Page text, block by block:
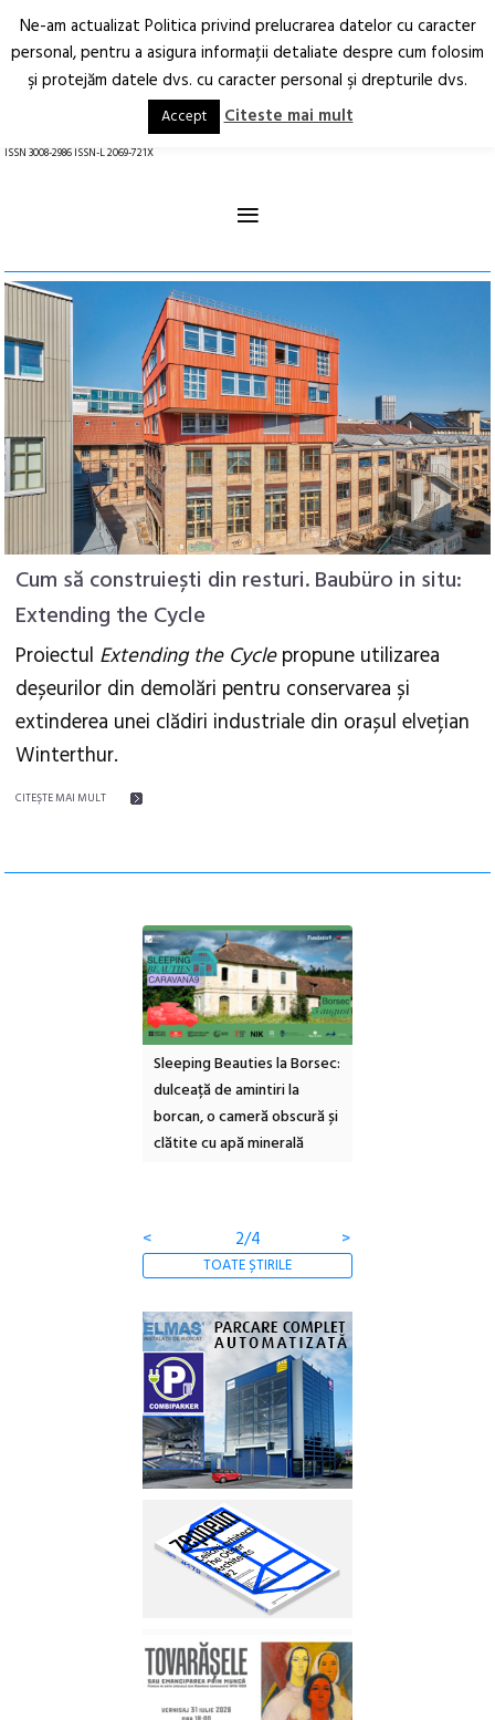
Arhitectură.
Oraș.
RO EN
ISSN 3008-2986 ISSN-L 2069-721X
≡
Cum să construiești din resturi. Baubüro in situ:
Extending the Cycle
Proiectul Extending the Cyclepropune utilizarea
deșeurilor din demolări pentru conservarea și
extinderea unei clădiri industriale din orașul elvețian
Winterthur.
CITEŞTE MAI MULT
Sleeping Beauties la Borsec:
dulceață de amintiri la
borcan, o cameră obscură și
clătite cu apă minerală
< 2/4 >
TOATE ȘTIRILE
Ne-am actualizat Politica privind prelucrarea datelor cu caracter
personal, pentru a asigura informaţii detaliate despre cum folosim
şi protejăm datele dvs. cu caracter personal şi drepturile dvs.
Accept Citeste mai mult